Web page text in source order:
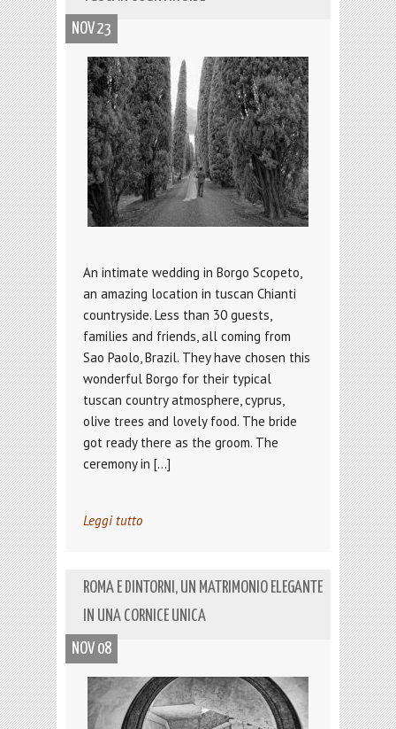
NOV 23
An intimate wedding in Borgo Scopeto,
an amazing location in tuscan Chianti
countryside. Less than 30 guests,
families and friends, all coming from
Sao Paolo, Brazil. They have chosen this
wonderful Borgo for their typical
tuscan country atmosphere, cyprus,
olive trees and lovely food. The bride
got ready there as the groom. The
ceremony in […]
Leggi tutto
ROMA E DINTORNI, UN MATRIMONIO ELEGANTE
IN UNA CORNICE UNICA
NOV 08